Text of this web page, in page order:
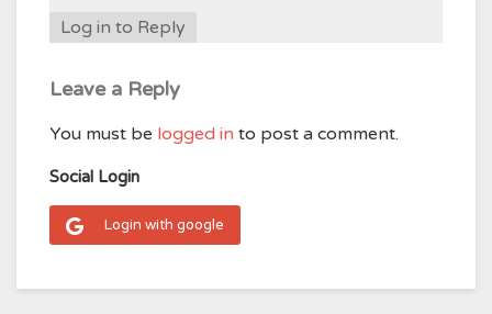
Log in to Reply
Leave a Reply
You must be logged in to post a comment.
Social Login
Login with google